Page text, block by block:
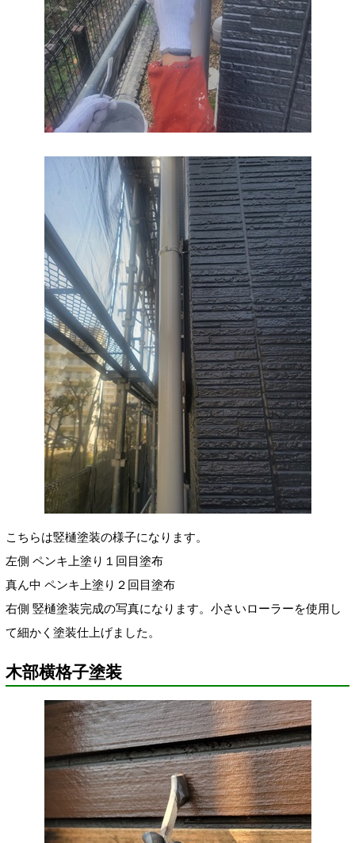
こちらは竪樋塗装の様子になります。
左側 ペンキ上塗り１回目塗布
真ん中 ペンキ上塗り２回目塗布
右側 竪樋塗装完成の写真になります。小さいローラーを使用し
て細かく塗装仕上げました。
木部横格子塗装